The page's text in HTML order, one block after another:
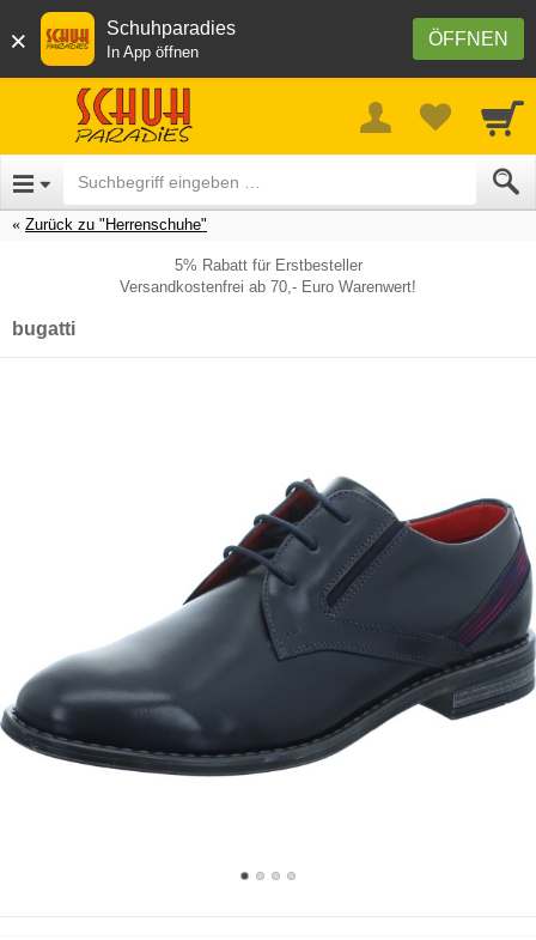
× ÖFFNEN
Schuhparadies
In App öffnen
Zurück zu "Herrenschuhe"
5% Rabatt für Erstbesteller
Versandkostenfrei ab 70,- Euro Warenwert!
bugatti